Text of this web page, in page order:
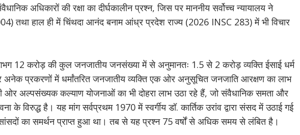
अधिकारों की रक्षा का दीर्घकालीन प्रश्न, जिस पर माननीय सर्वोच्च न्यायालय ने
तथा हाल ही में चिंथदा आनंद बनाम आंध्र प्रदेश राज्य (2026 INSC 283) में भी विचार
12 करोड़ की कुल जनजातीय जनसंख्या में से अनुमानतः 1.5 से 2 करोड़ व्यक्ति ईसाई धर्म
अनेक प्रकरणों में धर्मांतरित जनजातीय व्यक्ति एक ओर अनुसूचित जनजाति आरक्षण का लाभ
ओर अल्पसंख्यक कल्याण योजनाओं का भी दोहरा लाभ उठा रहे हैं, जो संवैधानिक समता और
के विरुद्ध है। यह मांग सर्वप्रथम 1970 में स्वर्गीय डॉ. कार्तिक उरांव द्वारा संसद में उठाई गई
का समर्थन प्राप्त हुआ था। तब से यह प्रश्न 75 वर्षों से अधिक समय से लंबित है।